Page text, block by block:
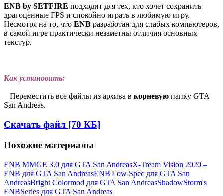
ENB by SETFIRE подходит для тех, кто хочет сохранить
драгоценные FPS и спокойно играть в любимую игру.
Несмотря на то, что ENB разработан для слабых компьютеров,
в самой игре практически незаметны отличия основных
текстур.
Как установить:
– Переместить все файлы из архива в корневую папку GTA
San Andreas.
Скачать файл [70 КБ]
Похожие материалы
ENB MMGE 3.0 для GTA San AndreasX-Tream Vision 2020 –
ENB для GTA San AndreasENB Low Spec для GTA San
AndreasBright Colormod для GTA San AndreasShadowStorm's
ENBSeries для GTA San Andreas